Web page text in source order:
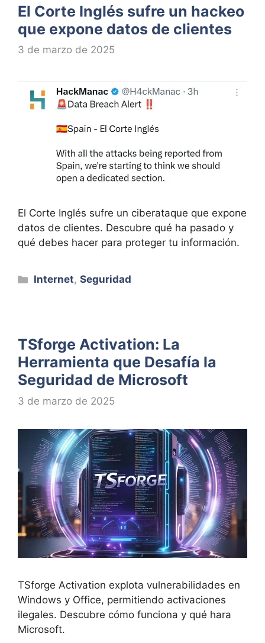
El Corte Inglés sufre un hackeo
que expone datos de clientes
3 de marzo de 2025
El Corte Inglés sufre un ciberataque que expone
datos de clientes. Descubre qué ha pasado y
qué debes hacer para proteger tu información.
Categorías
Internet,Seguridad
TSforge Activation: La
Herramienta que Desafía la
Seguridad de Microsoft
3 de marzo de 2025
TSforge Activation explota vulnerabilidades en
Windows y Office, permitiendo activaciones
ilegales. Descubre cómo funciona y qué hara
Microsoft.